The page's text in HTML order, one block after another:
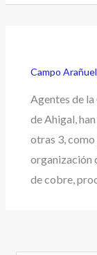
Campo
Agentes de
de Ahigal,
otras 3,
organización
de cobre,